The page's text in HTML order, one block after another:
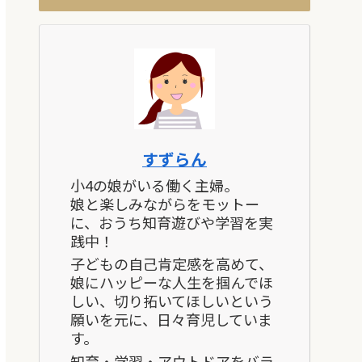
すずらん
小4の娘がいる働く主婦。
娘と楽しみながらをモットー
に、おうち知育遊びや学習を実
践中！
子どもの自己肯定感を高めて、
娘にハッピーな人生を掴んでほ
しい、切り拓いてほしいという
願いを元に、日々育児していま
す。